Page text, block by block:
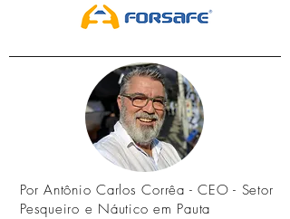
Por Antônio Carlos Corrêa - CEO - Setor
Pesqueiro e Náutico em Pauta